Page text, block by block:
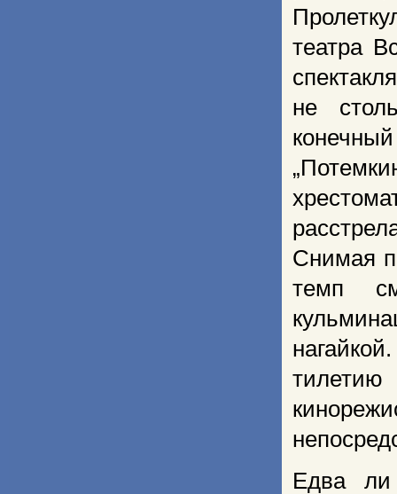
театра
не
Снимая
темп
Едва ли